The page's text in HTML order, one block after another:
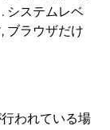
システムレベ
ブラウザだけ
われている場